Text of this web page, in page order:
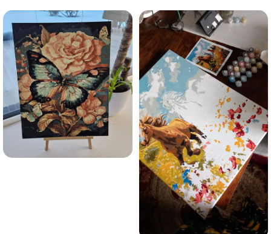
Esmu iepazinies ar GleznoPats.lv privātuma politiku un
piekrītu tai
GleznoPats.lvPrivātuma politika
SAŅEMT -10%